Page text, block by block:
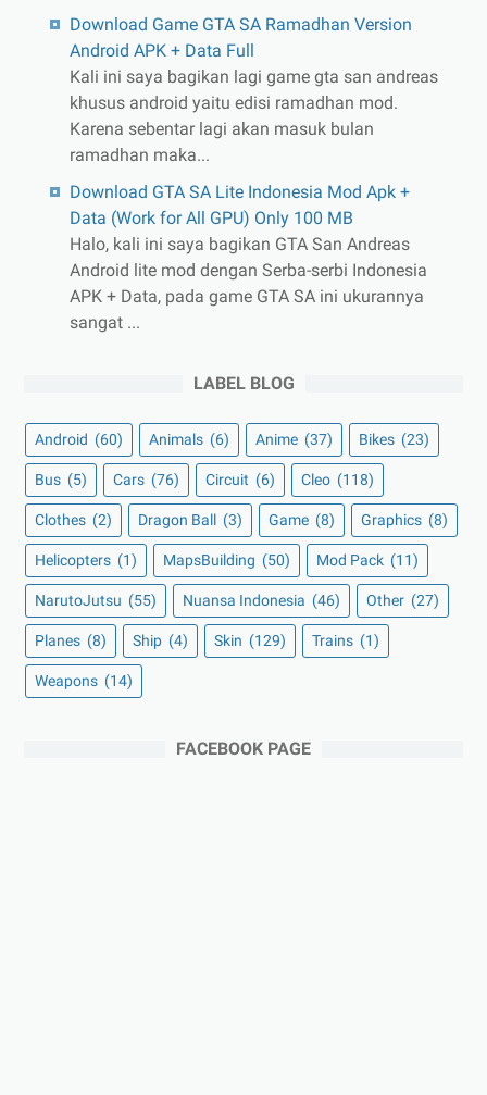
Download Game GTA SA Ramadhan Version
Android APK + Data Full
Kali ini saya bagikan lagi game gta san andreas
khusus android yaitu edisi ramadhan mod.
Karena sebentar lagi akan masuk bulan
ramadhan maka...
Download GTA SA Lite Indonesia Mod Apk +
Data (Work for All GPU) Only 100 MB
Halo, kali ini saya bagikan GTA San Andreas
Android lite mod dengan Serba-serbi Indonesia
APK + Data, pada game GTA SA ini ukurannya
sangat ...
LABEL BLOG
Android (60) Animals (6) Anime (37) Bikes (23)
Bus (5) Cars (76) Circuit (6) Cleo (118)
Clothes (2) Dragon Ball (3) Game (8) Graphics (8)
Helicopters (1) MapsBuilding (50) Mod Pack (11)
NarutoJutsu (55) Nuansa Indonesia (46) Other (27)
Planes (8) Ship (4) Skin (129) Trains (1)
Weapons (14)
FACEBOOK PAGE